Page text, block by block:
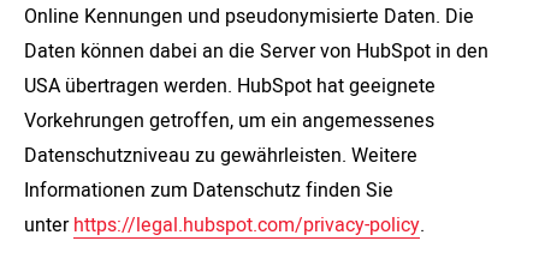
Online Kennungen und pseudonymisierte Daten. Die
Daten können dabei an die Server von HubSpot in den
USA übertragen werden. HubSpot hat geeignete
Vorkehrungen getroffen, um ein angemessenes
Datenschutzniveau zu gewährleisten. Weitere
Informationen zum Datenschutz finden Sie
unterhttps://legal.hubspot.com/privacy-policy.